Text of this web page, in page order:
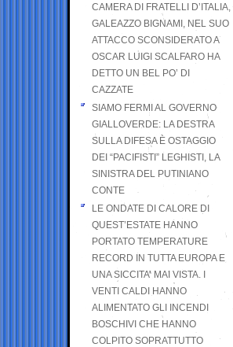
CAMERA DI FRATELLI D’ITALIA,
GALEAZZO BIGNAMI, NEL SUO
ATTACCO SCONSIDERATO A
OSCAR LUIGI SCALFARO HA
DETTO UN BEL PO’ DI
CAZZATE
SIAMO FERMI AL GOVERNO
GIALLOVERDE: LA DESTRA
SULLA DIFESA È OSTAGGIO
DEI “PACIFISTI” LEGHISTI, LA
SINISTRA DEL PUTINIANO
CONTE
LE ONDATE DI CALORE DI
QUEST’ESTATE HANNO
PORTATO TEMPERATURE
RECORD IN TUTTA EUROPA E
UNA SICCITA’ MAI VISTA. I
VENTI CALDI HANNO
ALIMENTATO GLI INCENDI
BOSCHIVI CHE HANNO
COLPITO SOPRATTUTTO